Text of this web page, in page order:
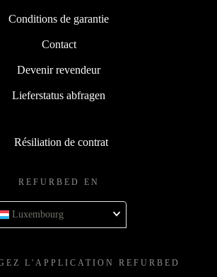
Conditions de garantie
Contact
Devenir revendeur
Lieferstatus abfragen
Résiliation de contrat
REFURBED EN
Luxembourg
L'APPLICATION REFURBED